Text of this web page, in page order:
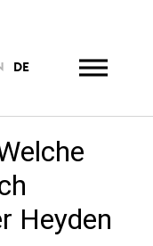
DE
Heyden